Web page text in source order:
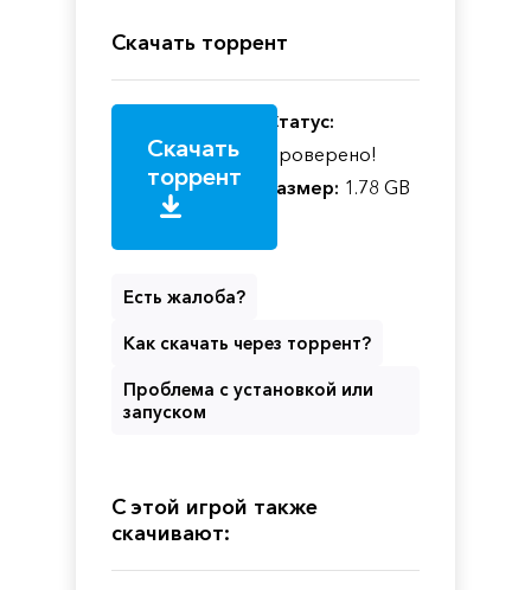
Скачать торрент
Скачать
торрент
Статус:
Проверено!
Размер: 1.78 GB
Есть жалоба?
Как скачать через торрент?
Проблема с установкой или
запуском
С этой игрой также
скачивают: